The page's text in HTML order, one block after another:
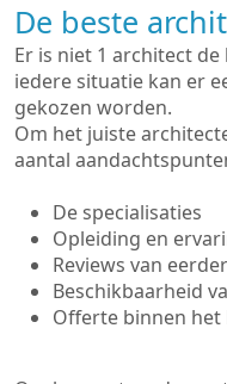
De beste
Er is niet 1 architect
iedere situatie kan er
gekozen worden.
Om het juiste
aantal
De specialisaties
Opleiding en
Reviews van
Beschikbaarheid
Offerte binnen